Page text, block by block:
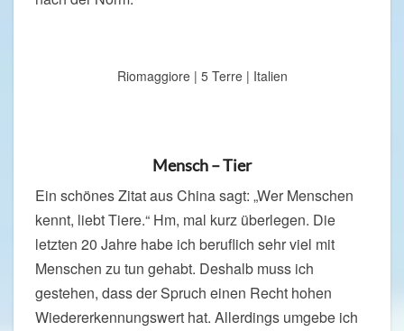
Riomaggiore | 5 Terre | Italien
Mensch – Tier
Ein schönes Zitat aus China sagt: „Wer Menschen
kennt, liebt Tiere.“ Hm, mal kurz überlegen. Die
letzten 20 Jahre habe ich beruflich sehr viel mit
Menschen zu tun gehabt. Deshalb muss ich
gestehen, dass der Spruch einen Recht hohen
Wiedererkennungswert hat. Allerdings umgebe ich